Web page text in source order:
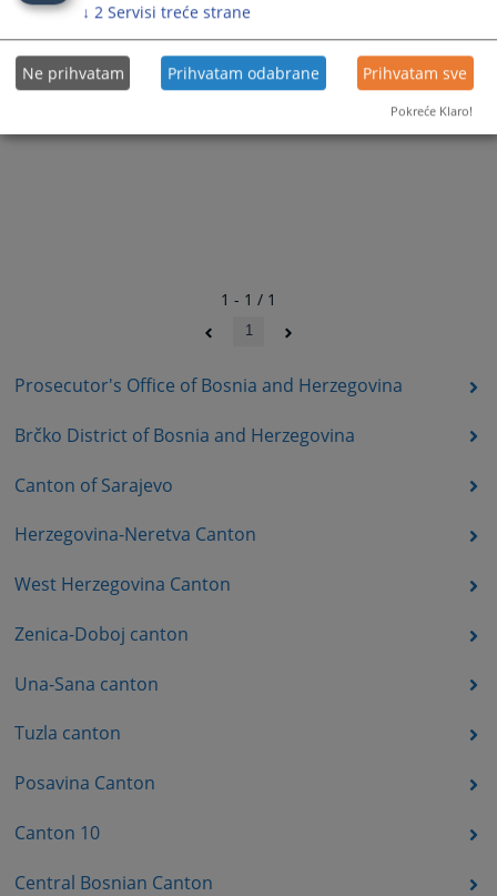
Prosecutor's Office of Bosnia and Herzegovina
Brčko District of Bosnia and Herzegovina
Canton of Sarajevo
Herzegovina-Neretva Canton
West Herzegovina Canton
Zenica-Doboj canton
Una-Sana canton
Tuzla canton
Posavina Canton
Canton 10
Central Bosnian Canton
1 - 1 / 1
1
↓ 2 Servisi treće strane
Ne prihvatam Prihvatam odabrane Prihvatam sve
Pokreće Klaro!